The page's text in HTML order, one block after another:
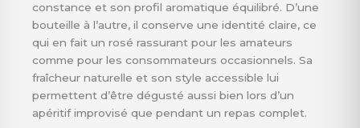
constance et son profil aromatique équilibré. D’une
bouteille à l’autre, il conserve une identité claire, ce
qui en fait un rosé rassurant pour les amateurs
comme pour les consommateurs occasionnels. Sa
fraîcheur naturelle et son style accessible lui
permettent d’être dégusté aussi bien lors d’un
apéritif improvisé que pendant un repas complet.